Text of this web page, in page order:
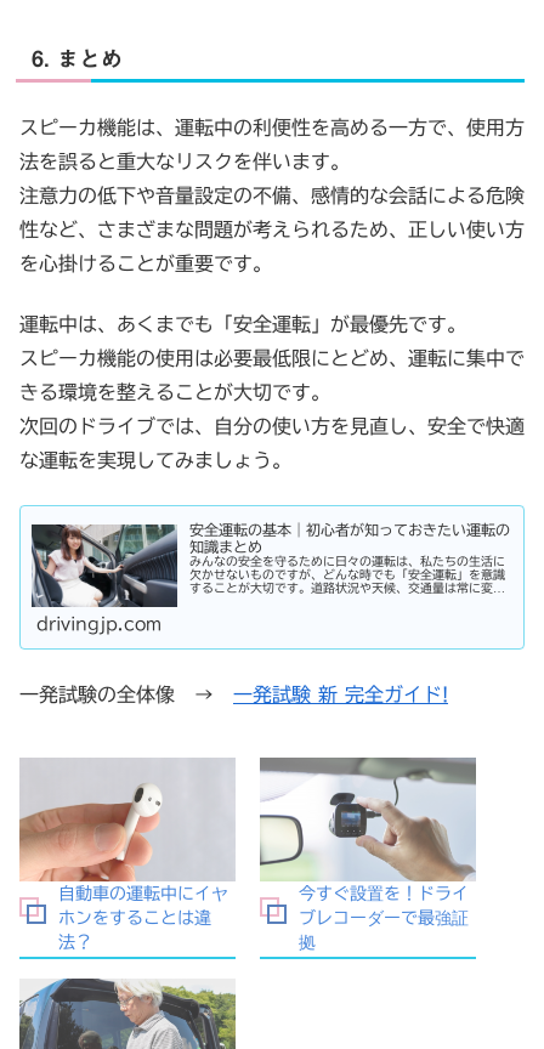
6. まとめ
スピーカ機能は、運転中の利便性を高める一方で、使用方
法を誤ると重大なリスクを伴います。
注意力の低下や音量設定の不備、感情的な会話による危険
性など、さまざまな問題が考えられるため、正しい使い方
を心掛けることが重要です。
運転中は、あくまでも「安全運転」が最優先です。
スピーカ機能の使用は必要最低限にとどめ、運転に集中で
きる環境を整えることが大切です。
次回のドライブでは、自分の使い方を見直し、安全で快適
な運転を実現してみましょう。
安全運転の基本｜初心者が知っておきたい運転の
知識まとめ
みんなの安全を守るために日々の運転は、私たちの生活に
欠かせないものですが、どんな時でも「安全運転」を意識
することが大切です。道路状況や天候、交通量は常に変化
drivingjp.com
一発試験の全体像 → 一発試験 新 完全ガイド!
自動車の運転中にイヤ
ホンをすることは違
法？
今すぐ設置を！ドライ
ブレコーダーで最強証
拠